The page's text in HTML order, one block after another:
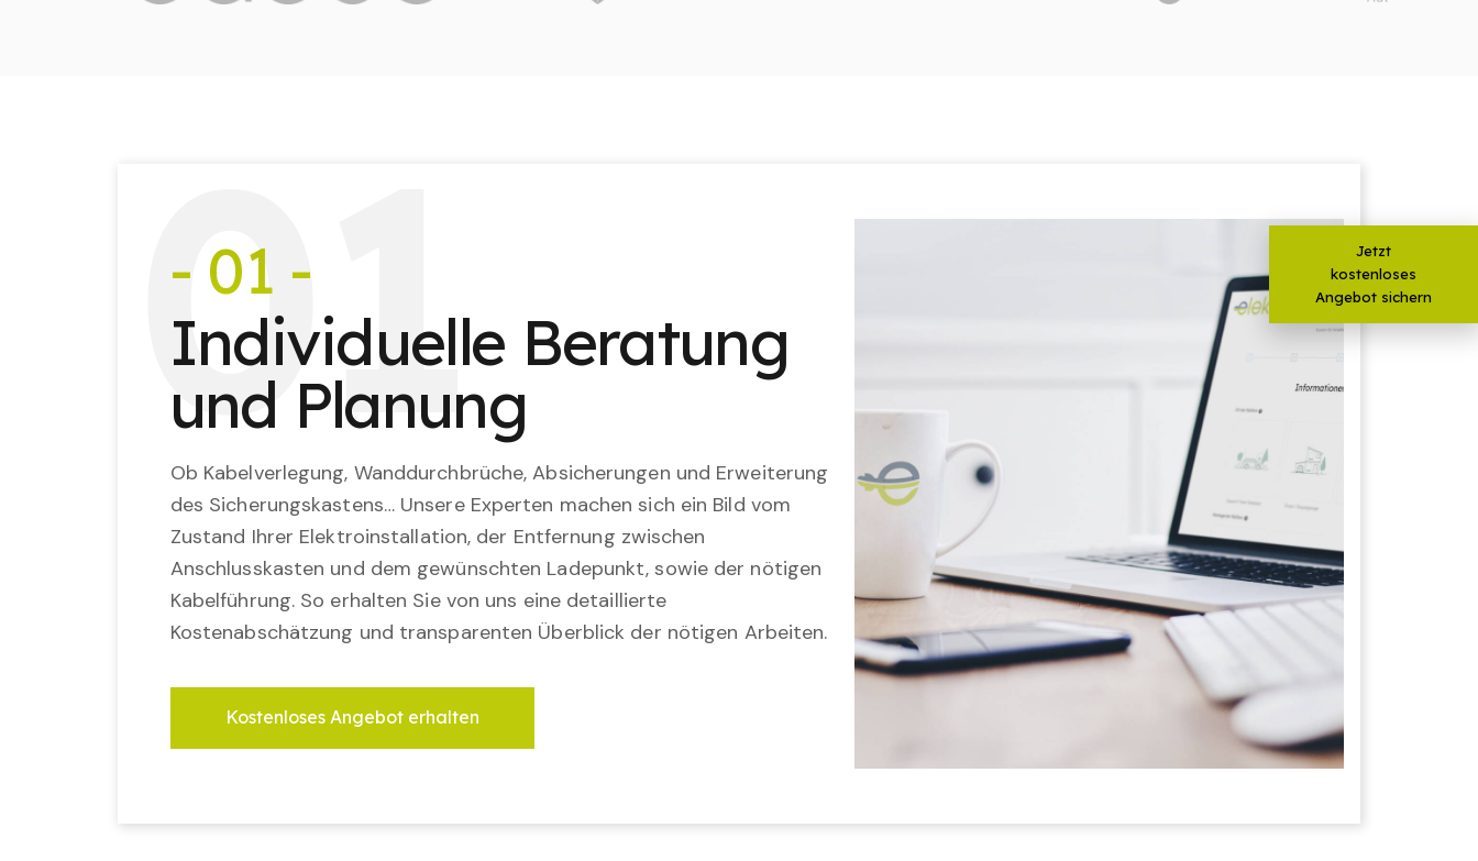
01
- 01 -
Individuelle Beratung
und Planung
Ob Kabelverlegung, Wanddurchbrüche, Absicherungen und Erweiterung
des Sicherungskastens… Unsere Experten machen sich ein Bild vom
Zustand Ihrer Elektroinstallation, der Entfernung zwischen
Anschlusskasten und dem gewünschten Ladepunkt, sowie der nötigen
Kabelführung. So erhalten Sie von uns eine detaillierte
Kostenabschätzung und transparenten Überblick der nötigen Arbeiten.
Kostenloses Angebot erhalten
Jetzt
kostenloses
Angebot sichern